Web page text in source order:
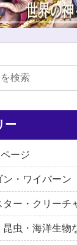
ー
ージ
ン・ワイバーン
ター・クリーチ
昆虫・海洋生物